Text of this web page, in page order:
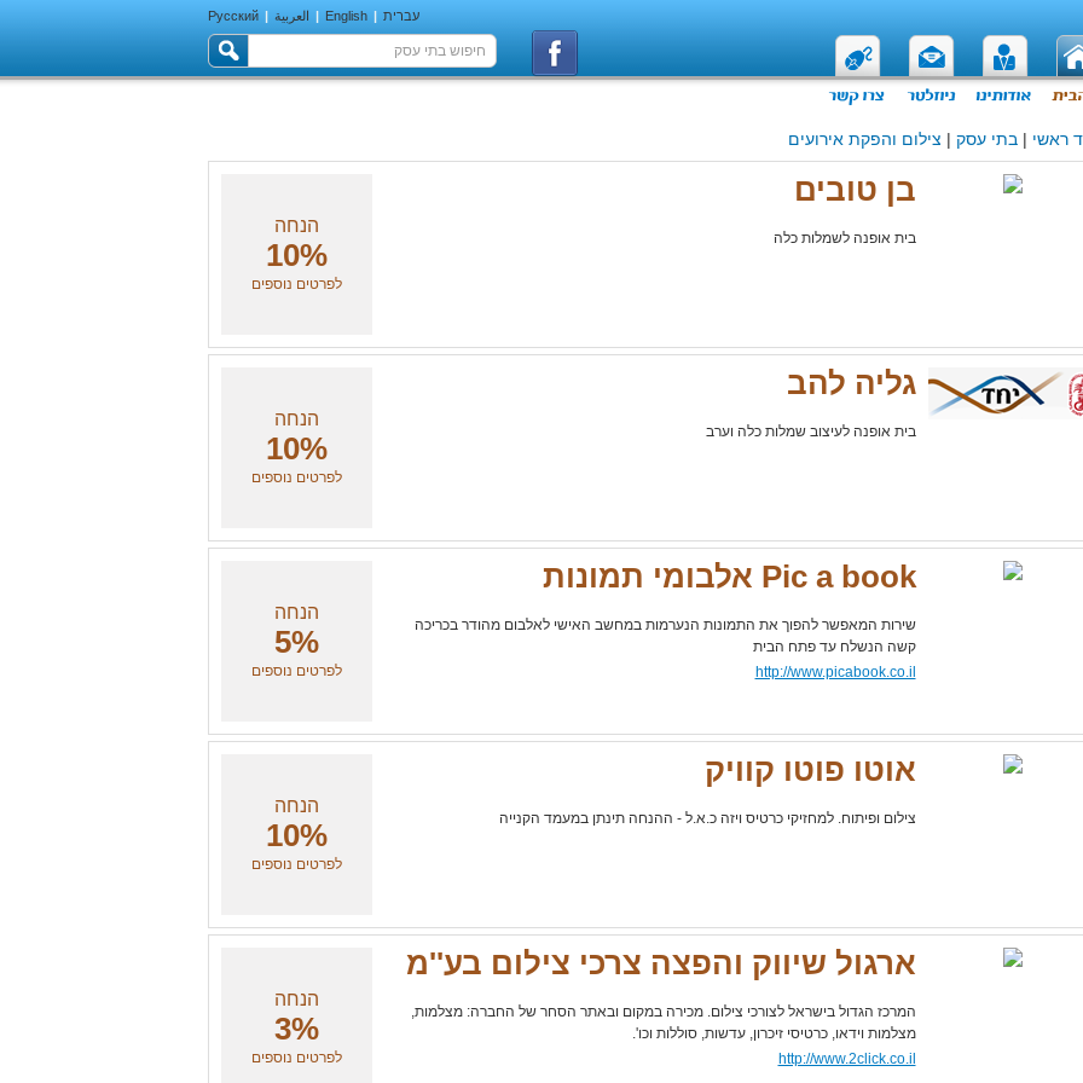
עברית |
English
| العربية |
Русский
ראשי |בתי עסק | צילום והפקת אירועים
בן טובים
בית אופנה לשמלות כלה
הנחה
10%
לפרטים נוספים
גליה להב
בית אופנה לעיצוב שמלות כלה וערב
הנחה
10%
לפרטים נוספים
Pic a book אלבומי תמונות
שירות המאפשר להפוך את התמונות הנערמות במחשב האישי לאלבום מהודר בכריכה
קשה הנשלח עד פתח הבית
http://www.picabook.co.il
הנחה
5%
לפרטים נוספים
אוטו פוטו קוויק
צילום ופיתוח. למחזיקי כרטיס ויזה כ.א.ל - ההנחה תינתן במעמד הקנייה
הנחה
10%
לפרטים נוספים
ארגול שיווק והפצה צרכי צילום בע''מ
המרכז הגדול בישראל לצורכי צילום. מכירה במקום ובאתר הסחר של החברה: מצלמות,
מצלמות וידאו, כרטיסי זיכרון, עדשות, סוללות וכו'.
http://www.2click.co.il
הנחה
3%
לפרטים נוספים